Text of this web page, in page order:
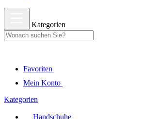
Kategorien
Favoriten
Mein Konto
Kategorien
Handschuhe